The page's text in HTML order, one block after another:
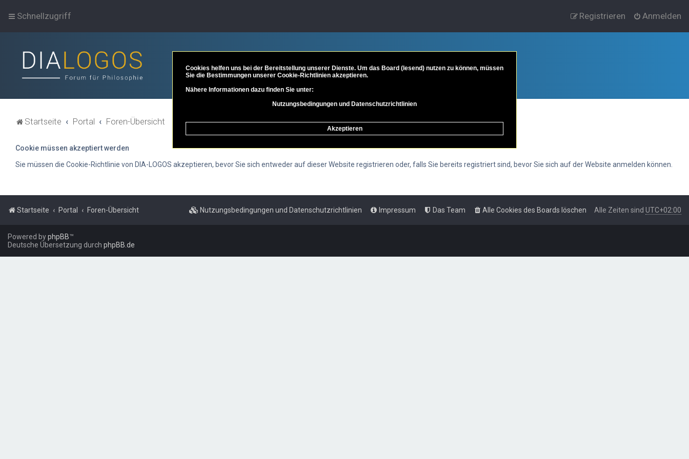
Schnellzugriff Anmelden
Registrieren
Startseite Portal Foren-Übersicht
Cookie müssen akzeptiert werden
Sie müssen die Cookie-Richtlinie von DIA-LOGOS akzeptieren, bevor Sie sich entweder auf dieser Website registrieren oder, falls Sie bereits registriert sind, bevor Sie sich auf der Website anmelden können.
Cookies helfen uns bei der Bereitstellung unserer Dienste. Um das Board (lesend) nutzen zu können, müssen
Sie die Bestimmungen unserer Cookie-Richtlinien akzeptieren.
Nähere Informationen dazu finden Sie unter:
Nutzungsbedingungen und Datenschutzrichtlinien
Akzeptieren
Startseite Portal Foren-Übersicht Alle Zeiten sind UTC+02:00
Alle Cookies des Boards löschen
Das Team
Impressum
Nutzungsbedingungen und Datenschutzrichtlinien
Powered byphpBB™
Deutsche Übersetzung durch phpBB.de